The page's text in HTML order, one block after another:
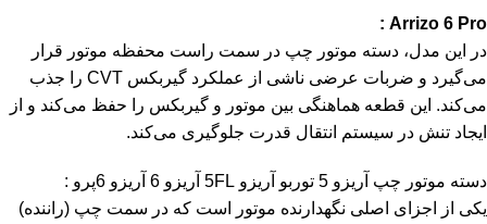
Arrizo 6 Pro :
در این مدل، دسته موتور چپ در سمت راست محفظه موتور قرار
می‌گیرد و ضربات عرضی ناشی از عملکرد گیربکس CVT را جذب
می‌کند. این قطعه هماهنگی بین موتور و گیربکس را حفظ می‌کند و از
ایجاد تنش در سیستم انتقال قدرت جلوگیری می‌کند.
دسته موتور چپ آریزو 5 توربو آریزو 5FL آریزو 6 آریزو 6پرو :
یکی از اجزای اصلی نگهدارنده موتور است که در سمت چپ (راننده)